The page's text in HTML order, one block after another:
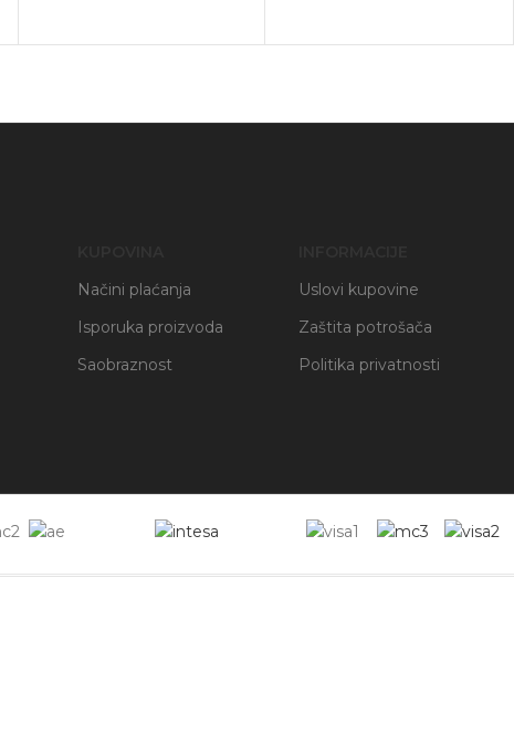
Načini plaćanja
Isporuka proizvoda
Saobraznost
Uslovi kupovine
Zaštita potrošača
Politika privatnosti